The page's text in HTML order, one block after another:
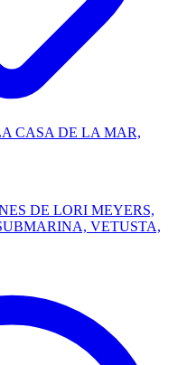
CASA DE LA MAR,
DE LORI MEYERS,
VETUSTA,